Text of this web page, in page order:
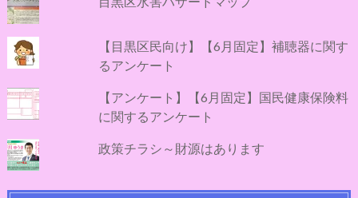
【目黒区民向け】【6月固定】補聴器に関す
るアンケート
【アンケート】【6月固定】国民健康保険料
に関するアンケート
政策チラシ～財源はあります